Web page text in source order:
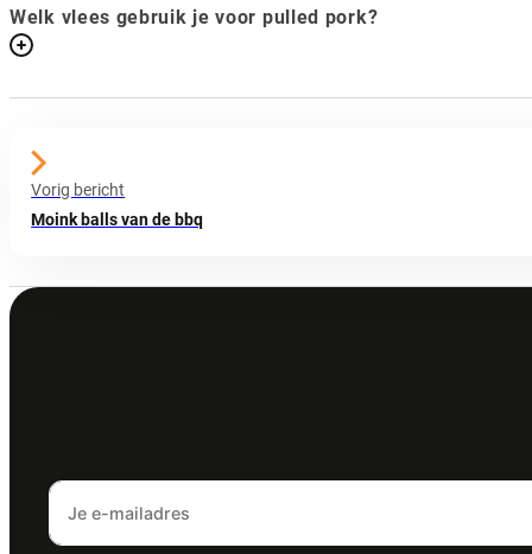
Welk vlees gebruik je voor pulled pork?
Vorig bericht
Moink balls van de bbq